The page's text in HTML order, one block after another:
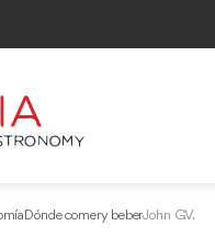
Dónde comer y beberJohn G.V.